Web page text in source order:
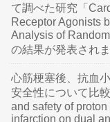
て調べた研究「
Receptor Agonists
Analysis of
の結果が発表されま
心筋梗塞後、抗血
安全性について比
and safety of
infarction on dual